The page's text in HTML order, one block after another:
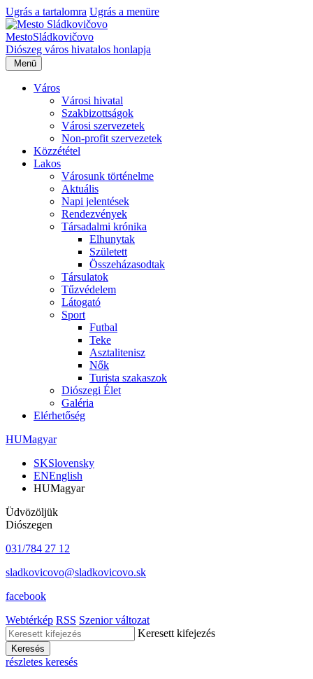
Ugrás a tartalomra Ugrás a menüre
MestoSládkovičovo
Diószeg város hivatalos honlapja
Menü
Város
Városi hivatal
Szakbizottságok
Városi szervezetek
Non-profit szervezetek
Közzététel
Lakos
Városunk történelme
Aktuális
Napi jelentések
Rendezvények
Társadalmi krónika
Elhunytak
Született
Összeházasodtak
Társulatok
Tűzvédelem
Látogató
Sport
Futbal
Teke
Asztalitenisz
Nők
Turista szakaszok
Diószegi Élet
Galéria
Elérhetőség
HUMagyar
SKSlovensky
ENEnglish
HUMagyar
Üdvözöljük
Diószegen
031/784 27 12
sladkovicovo@sladkovicovo.sk
facebook
Webtérkép RSS Szenior változat
Keresett kifejezés
Keresés
részletes keresés